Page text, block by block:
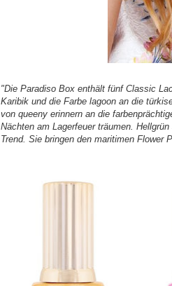
"Die Paradiso Box enthält fünf Classic
Karibik und die Farbe lagoon an die
von queeny erinnern an die
Nächten am Lagerfeuer träumen.
Trend. Sie bringen den maritimen Flower